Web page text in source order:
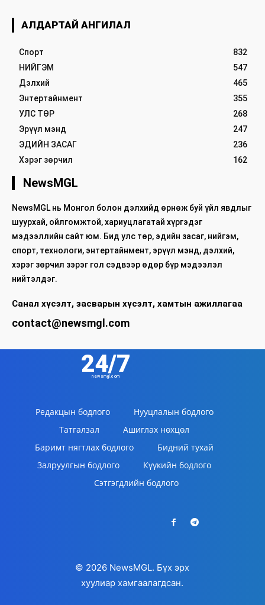
АЛДАРТАЙ АНГИЛАЛ
Спорт
832
НИЙГЭМ
547
Дэлхий
465
Энтертайнмент
355
УЛС ТӨР
268
Эрүүл мэнд
247
ЭДИЙН ЗАСАГ
236
Хэрэг зөрчил
162
NewsMGL
NewsMGL нь Монгол болон дэлхийд өрнөж буй үйл явдлыг
шуурхай, ойлгомжтой, хариуцлагатай хүргэдэг
мэдээллийн сайт юм. Бид улс төр, эдийн засаг, нийгэм,
спорт, технологи, энтертайнмент, эрүүл мэнд, дэлхий,
хэрэг зөрчил зэрэг гол сэдвээр өдөр бүр мэдээлэл
нийтэлдэг.
Санал хүсэлт, засварын хүсэлт, хамтын ажиллагаа
contact@newsmgl.com
24/7
newsmgl.com
Редакцын бодлого
Нууцлалын бодлого
Татгалзал
Ашиглах нөхцөл
Баримт нягтлах бодлого
Бидний тухай
Залруулгын бодлого
Күүкийн бодлого
Сэтгэгдлийн бодлого
© 2026 NewsMGL. Бүх эрх
хуулиар хамгаалагдсан.